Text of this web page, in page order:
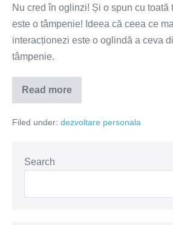
Nu cred în oglinzi! Și o spun cu toată
este o tâmpenie! Ideea că ceea ce
interacționezi este o oglindă a ceva
tâmpenie.
Read more
Nu
cred
oglinzi!
Filed under: dezvoltare personala
Search